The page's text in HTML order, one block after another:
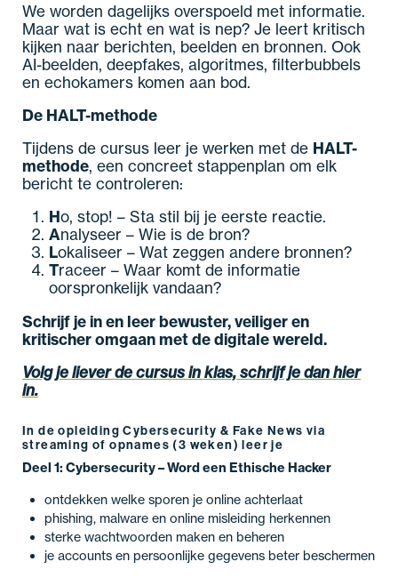
We worden dagelijks overspoeld met informatie.
Maar wat is echt en wat is nep? Je leert kritisch
kijken naar berichten, beelden en bronnen. Ook
AI-beelden, deepfakes, algoritmes, filterbubbels
en echokamers komen aan bod.
De HALT-methode
Tijdens de cursus leer je werken met de HALT-
methode, een concreet stappenplan om elk
bericht te controleren:
Ho, stop! – Sta stil bij je eerste reactie.
Analyseer – Wie is de bron?
Lokaliseer – Wat zeggen andere bronnen?
Traceer – Waar komt de informatie
oorspronkelijk vandaan?
Schrijf je in en leer bewuster, veiliger en
kritischer omgaan met de digitale wereld.
Volg je liever de cursus in klas, schrijf je dan hier
in.
In de opleiding Cybersecurity & Fake News via
streaming of opnames (3 weken) leer je
Deel 1: Cybersecurity – Word een Ethische Hacker
ontdekken welke sporen je online achterlaat
phishing, malware en online misleiding herkennen
sterke wachtwoorden maken en beheren
je accounts en persoonlijke gegevens beter beschermen